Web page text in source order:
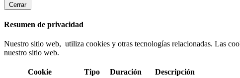
Cerrar
Resumen de privacidad
Nuestro sitio web, utiliza cookies y otras tecnologías relacionadas. Las
nuestro sitio web.
Cookie Tipo Duración
Descripción